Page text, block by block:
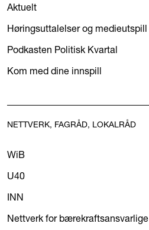
Aktuelt
Høringsuttalelser og medieutspill
Podkasten Politisk Kvartal
Kom med dine innspill
NETTVERK, FAGRÅD, LOKALRÅD
WiB
U40
INN
Nettverk for bærekraftsansvarlige